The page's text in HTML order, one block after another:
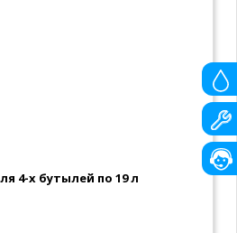
4-х бутылей по 19 л